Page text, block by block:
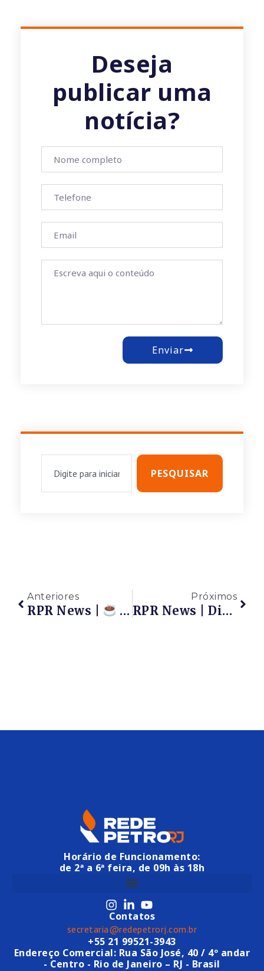
Deseja
publicar uma
notícia?
Enviar
PESQUISAR
Anteriores
RPR News |
Próximos
RPR News | Diálogos Do Observatório De Inovação | Edital Sebrae ProGlobal: Edição 2021 | Quinta-Feira, Dia 19/08, Às 18h – Marque Em Sua Agenda!!!
Horário de Funcionamento:
de 2ª a 6ª feira, de 09h às 18h
Contatos
secretaria@redepetrorj.com.br
+55 21 99521-3943
Endereço Comercial: Rua São José, 40 / 4º andar
- Centro - Rio de Janeiro – RJ - Brasil